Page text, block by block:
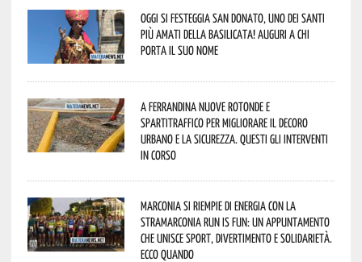
Oggi si festeggia San Donato, uno dei Santi
più amati della Basilicata! Auguri a chi
porta il suo nome
A Ferrandina nuove rotonde e
spartitraffico per migliorare il decoro
urbano e la sicurezza. Questi gli interventi
in corso
Marconia si riempie di energia con la
StraMarconia Run is Fun: un appuntamento
che unisce sport, divertimento e solidarietà.
Ecco quando